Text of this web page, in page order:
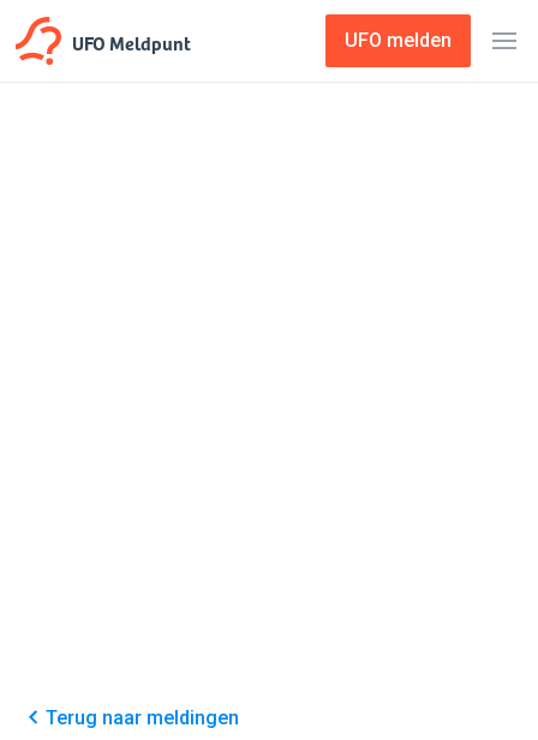
UFO Meldpunt UFO melden
Terug naar meldingen